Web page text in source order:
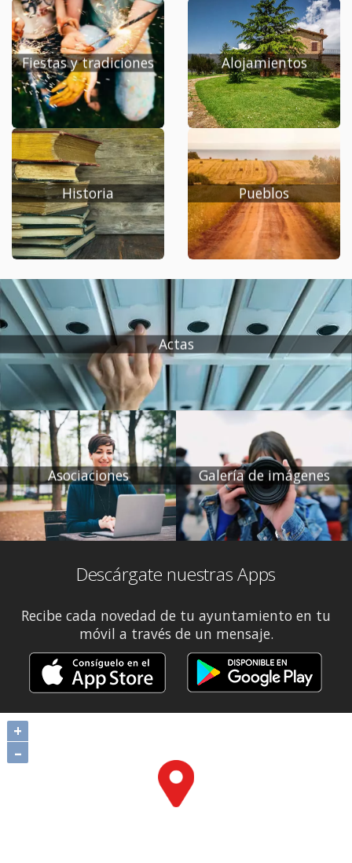
Fiestas y tradiciones Alojamientos
Historia Pueblos
Actas
Asociaciones Galería de imágenes
Descárgate nuestras Apps
Recibe cada novedad de tu ayuntamiento en tu
móvil a través de un mensaje.
+
–